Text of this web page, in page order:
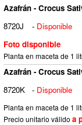
Azafrán - Crocus
8720J
- Disponible
Foto disponible
Planta en maceta de 1
Azafrán - Crocus
8720K
- Disponible
Planta en maceta de 1
Precio unitario válido a